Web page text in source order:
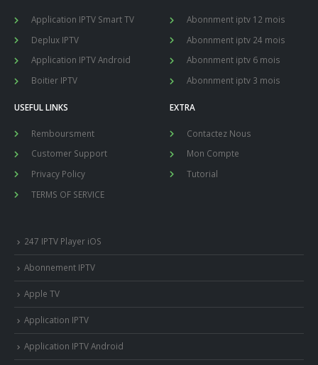
Application IPTV Smart TV
Deplux IPTV
Application IPTV Android
Boitier IPTV
Abonnment iptv 12 mois
Abonnment iptv 24 mois
Abonnment iptv 6 mois
Abonnment iptv 3 mois
USEFUL LINKS
Remboursment
Customer Support
Privacy Policy
TERMS OF SERVICE
EXTRA
Contactez Nous
Mon Compte
Tutorial
247 IPTV Player iOS
Abonnement IPTV
Apple TV
Application IPTV
Application IPTV Android